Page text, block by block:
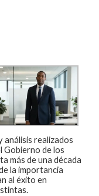
análisis realizados
Gobierno de los
más de una década
la importancia
al éxito en